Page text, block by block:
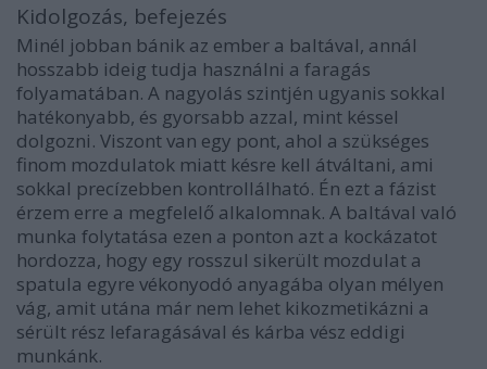
Kidolgozás, befejezés
Minél jobban bánik az ember a baltával, annál
hosszabb ideig tudja használni a faragás
folyamatában. A nagyolás szintjén ugyanis sokkal
hatékonyabb, és gyorsabb azzal, mint késsel
dolgozni. Viszont van egy pont, ahol a szükséges
finom mozdulatok miatt késre kell átváltani, ami
sokkal precízebben kontrollálható. Én ezt a fázist
érzem erre a megfelelő alkalomnak. A baltával való
munka folytatása ezen a ponton azt a kockázatot
hordozza, hogy egy rosszul sikerült mozdulat a
spatula egyre vékonyodó anyagába olyan mélyen
vág, amit utána már nem lehet kikozmetikázni a
sérült rész lefaragásával és kárba vész eddigi
munkánk.